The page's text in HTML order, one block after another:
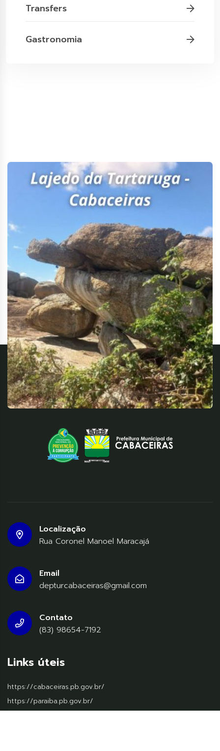
Transfers
Gastronomia
Localização
Rua Coronel Manoel Maracajá
Email
depturcabaceiras@gmail.com
Contato
(83) 98654-7192
Links úteis
https://cabaceiras.pb.gov.br/
https://paraiba.pb.gov.br/